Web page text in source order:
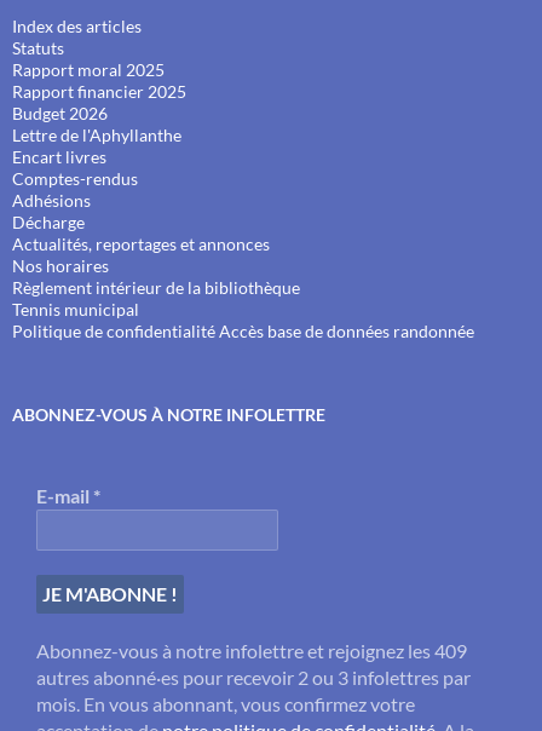
Index des articles
Statuts
Rapport moral 2025
Rapport financier 2025
Budget 2026
Lettre de l'Aphyllanthe
Encart livres
Comptes-rendus
Adhésions
Décharge
Actualités, reportages et annonces
Nos horaires
Règlement intérieur de la bibliothèque
Tennis municipal
Politique de confidentialitéAccès base de données randonnée
ABONNEZ-VOUS À NOTRE INFOLETTRE
E-mail *
Abonnez-vous à notre infolettre et rejoignez les 409
autres abonné·es pour recevoir 2 ou 3 infolettres par
mois. En vous abonnant, vous confirmez votre